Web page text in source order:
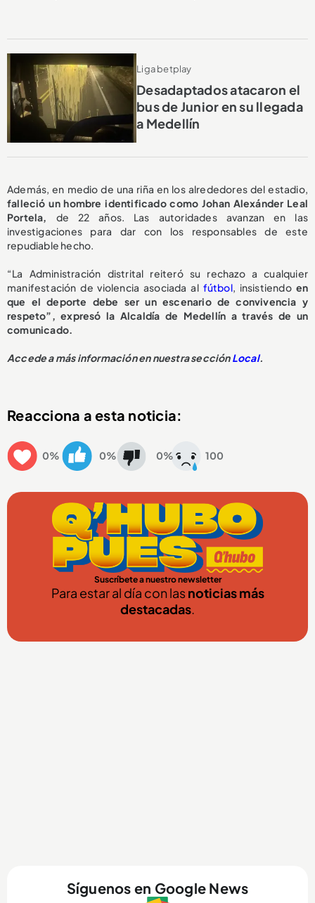
Liga betplay
Desadaptados atacaron el
bus de Junior en su llegada
a Medellín
Además, en medio de una riña en los alrededores del estadio,
falleció un hombre identificado como Johan Alexánder Leal
Portela, de 22 años. Las autoridades avanzan en las
investigaciones para dar con los responsables de este
repudiable hecho.
“La Administración distrital reiteró su rechazo a cualquier
manifestación de violencia asociada al fútbol, insistiendoen
que el deporte debe ser un escenario de convivencia y
respeto”, expresó la Alcaldía de Medellín a través de un
comunicado.
Accede a más información en nuestra secciónLocal.
Reacciona a esta noticia:
0% 0% 0% 100
Suscríbete a nuestro newsletter
Para estar al día con lasnoticias más
destacadas.
Síguenos en Google News